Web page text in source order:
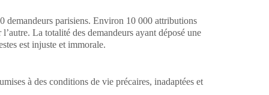
demandeurs parisiens. Environ 10 000 attributions
La totalité des demandeurs ayant déposé une
est injuste et immorale.
à des conditions de vie précaires, inadaptées et